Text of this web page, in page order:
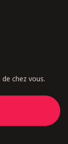
chez vous.